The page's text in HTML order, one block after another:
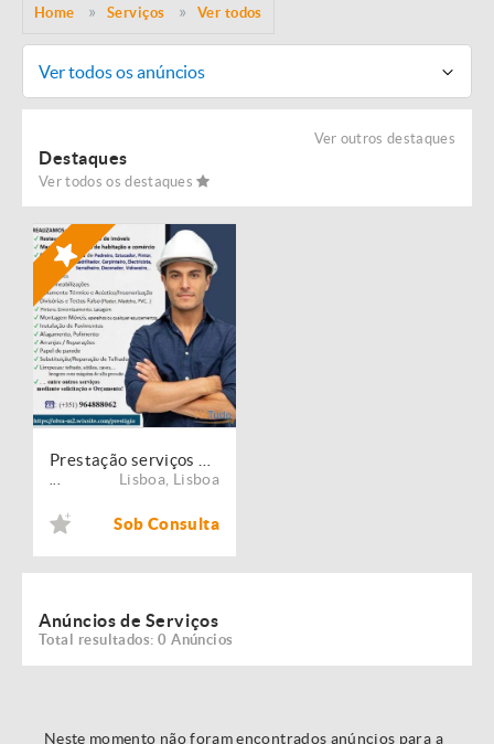
Home Serviços Ver todos
Ver todos os anúncios
Ver outros destaques
Destaques
Ver todos os destaques
Lisboa Lisboa
Sob Consulta
Anúncios de Serviços
Total resultados: 0 Anúncios
Neste momento não foram encontrados anúncios para a